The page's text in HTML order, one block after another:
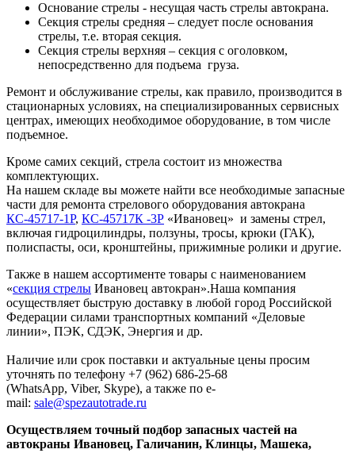
Основание стрелы - несущая часть стрелы автокрана.
Секция стрелы средняя – следует после основания
стрелы, т.е. вторая секция.
Секция стрелы верхняя – секция с оголовком,
непосредственно для подъема груза.
Ремонт и обслуживание стрелы, как правило, производится в
стационарных условиях, на специализированных сервисных
центрах, имеющих необходимое оборудование, в том числе
подъемное.
Кроме самих секций, стрела состоит из множества
комплектующих.
На нашем складе вы можете найти все необходимые запасные
части для ремонта стрелового оборудования автокрана
КС-45717-1Р, КС-45717К -3Р «Ивановец» и замены стрел,
включая гидроцилиндры, ползуны, тросы, крюки (ГАК),
полиспасты, оси, кронштейны, прижимные ролики и другие.
Также в нашем ассортименте товары с наименованием
«секция стрелы Ивановец автокран».Наша компания
осуществляет быструю доставку в любой город Российской
Федерации силами транспортных компаний «Деловые
линии», ПЭК, СДЭК, Энергия и др.
Наличие или срок поставки и актуальные цены просим
уточнять по телефону +7 (962) 686-25-68
(WhatsApp, Viber, Skype), а также по e-
mail: sale@spezautotrade.ru
Осуществляем точный подбор запасных частей на
автокраны Ивановец, Галичанин, Клинцы, Машека,